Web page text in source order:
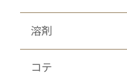
溶剤
コテ